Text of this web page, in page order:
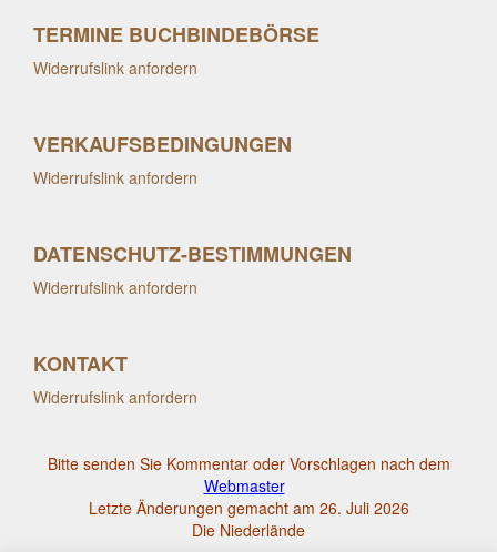
TERMINE BUCHBINDEBÖRSE
Widerrufslink anfordern
VERKAUFSBEDINGUNGEN
Widerrufslink anfordern
DATENSCHUTZ-BESTIMMUNGEN
Widerrufslink anfordern
KONTAKT
Widerrufslink anfordern
Bitte senden Sie Kommentar oder Vorschlagen nach dem
Webmaster
Letzte Änderungen gemacht am 26. Juli 2026
Die Niederlände